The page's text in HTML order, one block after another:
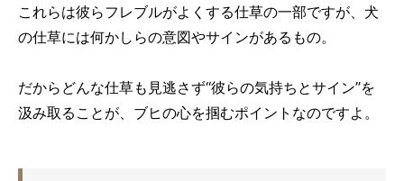
これらは彼らフレブルがよくする仕草の一部ですが、犬
の仕草には何かしらの意図やサインがあるもの。
だからどんな仕草も見逃さず“彼らの気持ちとサイン”を
汲み取ることが、ブヒの心を掴むポイントなのですよ。